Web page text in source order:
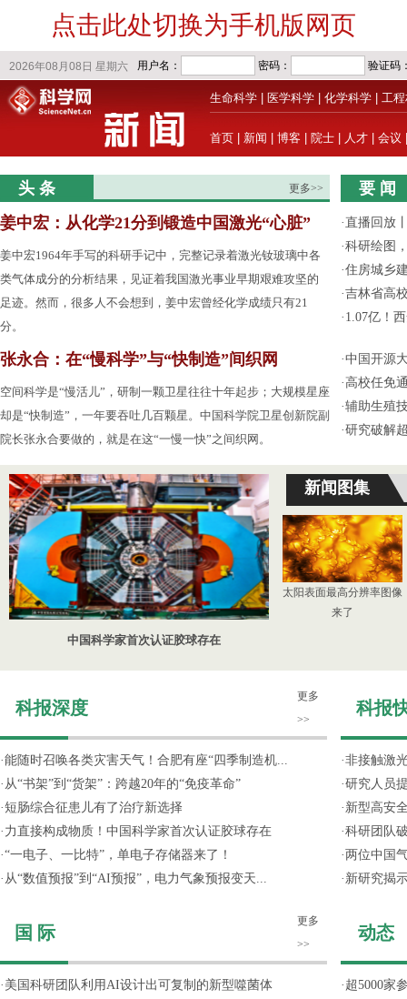
点击此处切换为手机版网页
生命科学 医学科学 化学科学 工
首页 新闻 博客 院士 人才 会议
头 条 更多>>
姜中宏：从化学21分到锻造中国激光“心脏”
姜中宏1964年手写的科研手记中，完整记录着激光钕玻璃中各
类气体成分的分析结果，见证着我国激光事业早期艰难攻坚的
足迹。然而，很多人不会想到，姜中宏曾经化学成绩只有21
分。
张永合：在“慢科学”与“快制造”间织网
空间科学是“慢活儿”，研制一颗卫星往往十年起步；大规模星座
却是“快制造”，一年要吞吐几百颗星。中国科学院卫星创新院副
院长张永合要做的，就是在这“一慢一快”之间织网。
要 闻
·直播回放
·科研绘图
·住房城乡
·吉林省高
· 1.07亿！
·中国开源
· 高校任免
·辅助生殖
·研究破解
中国科学家首次认证胶球存在
新闻图集
太阳表面最高分辨率图像
来了
科报深度
更多
>>
·能随时召唤各类灾害天气！合肥有座“四季制造机...
· 从“书架”到“货架”：跨越20年的“免疫革命”
· 短肠综合征患儿有了治疗新选择
· 力直接构成物质！中国科学家首次认证胶球存在
·“一电子、一比特”，单电子存储器来了！
· 从“数值预报”到“AI预报”，电力气象预报变天...
国 际
更多
>>
· 美国科研团队利用AI设计出可复制的新型噬菌体
科报
·非接触激
·研究人员
· 新型高安
·科研团队
· 两位中国
· 新研究揭
动态
· 超5000家